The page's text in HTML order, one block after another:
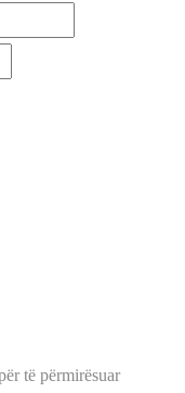
të përmirësuar